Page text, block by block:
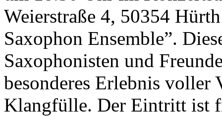
Weierstraße 4, 50354
Saxophon Ensemble”.
Saxophonisten und
besonderes Erlebnis
Klangfülle. Der Eintritt ist